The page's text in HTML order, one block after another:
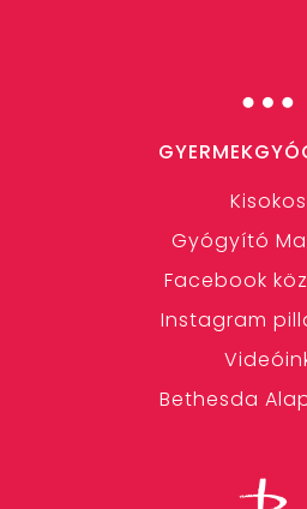
…
Kisokos
Gyógyító
Facebook
Instagram
Bethesda